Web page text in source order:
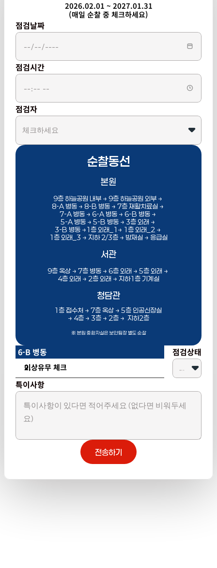
2026.02.01 ~ 2027.01.31
(매일 순찰 중 체크하세요)
점검날짜
점검시간
점검자
순찰동선
본원
9층 하늘공원 내부 → 9층 하늘공원 외부 →
8-A 병동 → 8-B 병동 → 7층 재활치료실 →
7-A 병동 → 6-A 병동 → 6-B 병동 →
5-A 병동 → 5-B 병동 → 3층 외래 →
3-B 병동 →1층 외래_1→ 1층 외래_2 →
1층 외래_3 → 지하 2/3층 → 방재실 → 응급실
서관
9층 옥상 → 7층 병동 → 6층 외래 → 5층 외래 →
4층 외래 → 2층 외래 → 지하1층 기계실
청담관
1층 접수처 → 7층 옥상 → 5층 인공신장실
→ 4층 → 3층 → 2층 →  지하2층
※ 본원 중환자실은 보안팀장 별도 순찰
6-B 병동
이상유무 체크
점검상태
특이사항
전송하기
전송하기